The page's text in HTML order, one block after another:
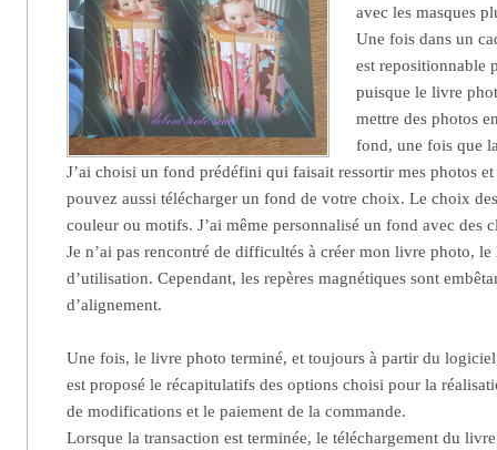
avec les masques
Une fois dans un
est repositionnable
puisque le livre
mettre des photos
fond, une fois que
J’ai choisi un fond prédéfini qui faisait ressortir mes photos
pouvez aussi télécharger un fond de votre choix. Le choix
couleur ou motifs. J’ai même personnalisé un fond avec des
Je n’ai pas rencontré de difficultés à créer mon livre photo,
d’utilisation. Cependant, les repères magnétiques sont
d’alignement.
Une fois, le livre photo terminé, et toujours à partir du
est proposé le récapitulatifs des options choisi pour la
de modifications et le paiement de la commande.
Lorsque la transaction est terminée, le téléchargement du